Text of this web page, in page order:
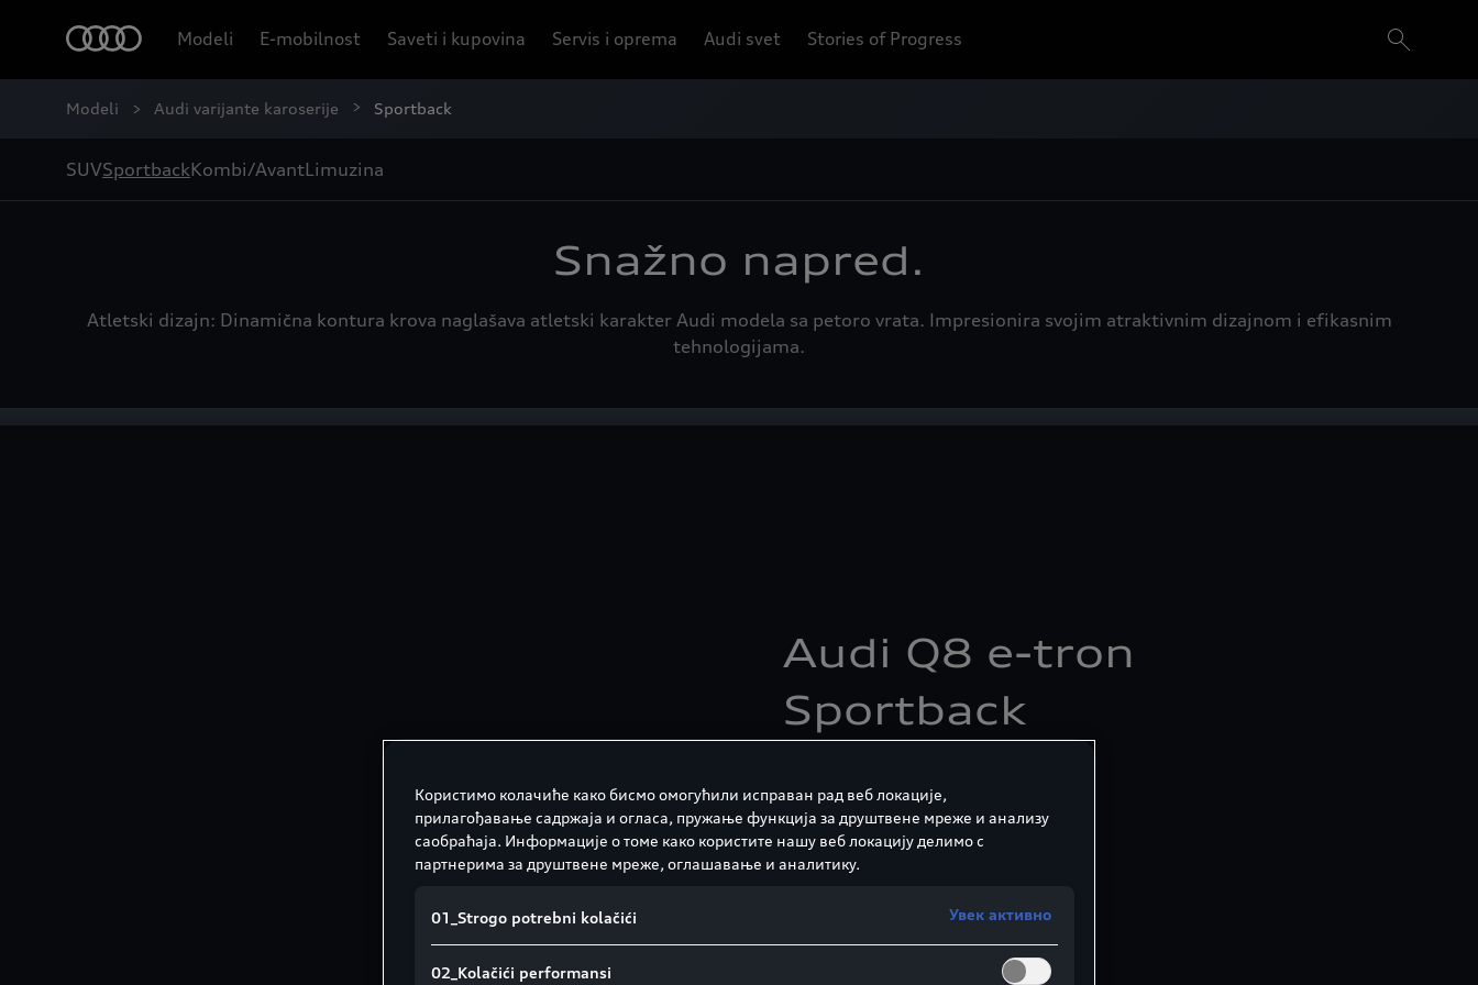
Modeli E-mobilnost Saveti i kupovina Servis i oprema Audi svet Stories of Progress
Modeli Audi varijante karoserije Sportback
SUVSportbackKombi/AvantLimuzina
Snažno napred.
Atletski dizajn: Dinamična kontura krova naglašava atletski karakter Audi modela sa petoro vrata. Impresionira svojim atraktivnim dizajnom i efikasnim
tehnologijama.
Audi Q8 e-tron
Sportback
›
Dizajniran za budućnost
›
Elektrifikujući oblik kupea
Saznajte više
Користимо колачиће како бисмо омогућили исправан рад веб локације,
прилагођавање садржаја и огласа, пружање функција за друштвене мреже и анализу
саобраћаја. Информације о томе како користите нашу веб локацију делимо с
партнерима за друштвене мреже, оглашавање и аналитику.
01_Strogo potrebni kolačići Увек активно
02_Kolačići performansi